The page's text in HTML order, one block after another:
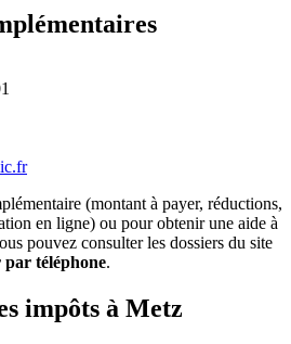
(montant à payer, réductions,
en ligne) ou pour obtenir une aide à
pouvez consulter les dossiers du site
par téléphone.
impôts à Metz